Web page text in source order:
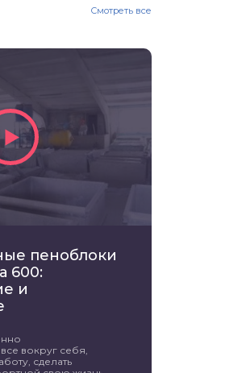
Смотреть все
пеноблоки
600:
и
вокруг себя,
сделать